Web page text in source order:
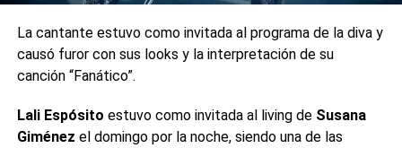
La cantante estuvo como invitada al programa de la diva y
causó furor con sus looks y la interpretación de su
canción “Fanático”.
Lali Espósito estuvo como invitada al living de Susana
Giménez el domingo por la noche, siendo una de las